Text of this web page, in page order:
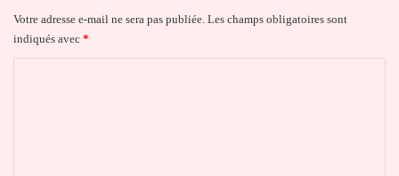
Votre adresse e-mail ne sera pas publiée. Les champs obligatoires sont
indiqués avec *